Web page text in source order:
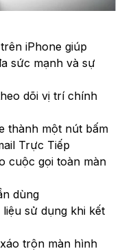
iPhone giúp
sức mạnh và sự
dõi vị trí chính
thành một nút bấm
Trực Tiếp
cuộc gọi toàn màn
dùng
sử dụng khi kết
trộn màn hình